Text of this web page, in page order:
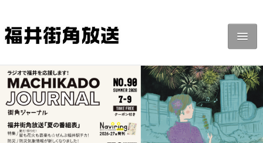
番組紹介
タイムテーブル
街角ジャーナル